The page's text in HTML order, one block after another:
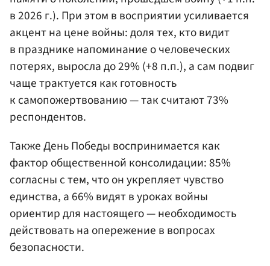
в 2026 г.). При этом в восприятии усиливается
акцент на цене войны: доля тех, кто видит
в празднике напоминание о человеческих
потерях, выросла до 29% (+8 п.п.), а сам подвиг
чаще трактуется как готовность
к самопожертвованию — так считают 73%
респондентов.
Также День Победы воспринимается как
фактор общественной консолидации: 85%
согласны с тем, что он укрепляет чувство
единства, а 66% видят в уроках войны
ориентир для настоящего — необходимость
действовать на опережение в вопросах
безопасности.